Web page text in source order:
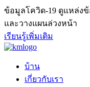
ข้อมูลโควิด-19 ดูแหล่ง
และวางแผนล่วงหน้า
เรียนรู้เพิ่มเติม
บ้าน
เกี่ยวกับเรา